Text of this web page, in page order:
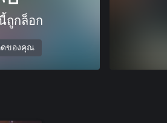
ถูกล็อก
ดของคุณ